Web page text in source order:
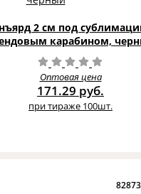
2 см под
карабином,
Оптовая цена
171.29 руб.
при тираже 100шт.